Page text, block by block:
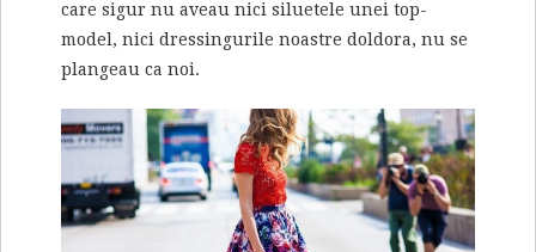
care sigur nu aveau nici siluetele unei top-
model, nici dressingurile noastre doldora, nu se
plangeau ca noi.